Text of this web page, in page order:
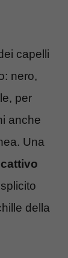
capelli
nero,
per
anche
Una
cattivo
della